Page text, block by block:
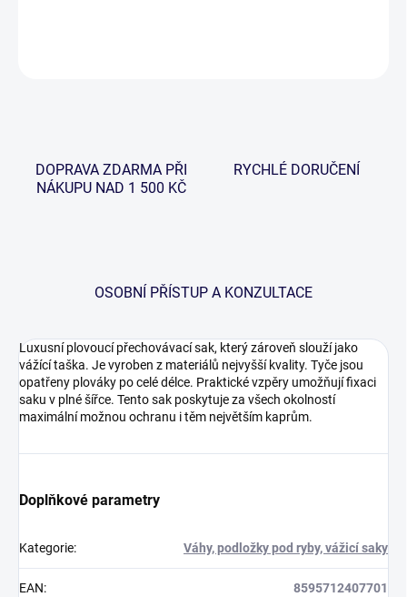
DOPRAVA ZDARMA PŘI
NÁKUPU NAD 1 500 KČ
RYCHLÉ DORUČENÍ
OSOBNÍ PŘÍSTUP A KONZULTACE
Luxusní plovoucí přechovávací sak, který zároveň slouží jako
vážící taška. Je vyroben z materiálů nejvyšší kvality. Tyče jsou
opatřeny plováky po celé délce. Praktické vzpěry umožňují fixaci
saku v plné šířce. Tento sak poskytuje za všech okolností
maximální možnou ochranu i těm největším kaprům.
Doplňkové parametry
Kategorie: Váhy, podložky pod ryby, vážicí saky
EAN: 8595712407701